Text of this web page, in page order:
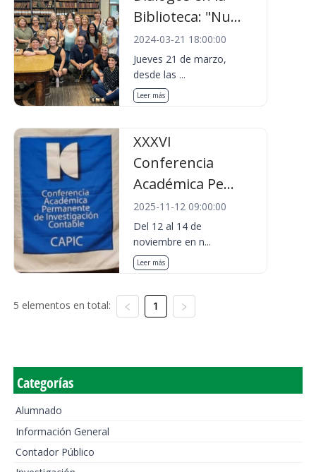
Biblioteca: "Nu...
2024-03-21 18:00:00
Jueves 21 de marzo,
desde las ...
Leer más
XXXVI
Conferencia
Académica Pe...
2025-11-12 09:00:00
Del 12 al 14 de
noviembre en n...
Leer más
5 elementos en total: 1
Categorías
Alumnado
Información General
Contador Público